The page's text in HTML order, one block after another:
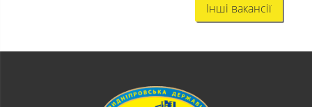
Інші вакансії